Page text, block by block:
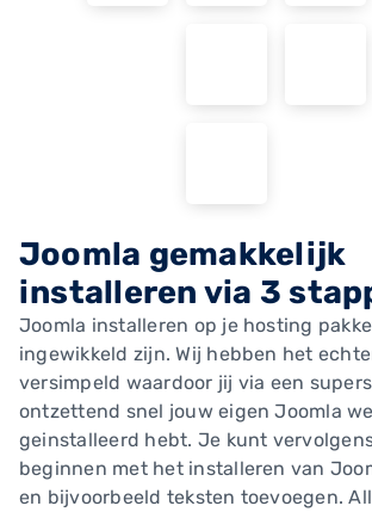
Joomla gemakkelijk
installeren via 3
Joomla installeren op je hosting
ingewikkeld zijn. Wij hebben het
versimpeld waardoor jij via een
ontzettend snel jouw eigen Joomla
geinstalleerd hebt. Je kunt
beginnen met het installeren van
en bijvoorbeeld teksten toevoegen.